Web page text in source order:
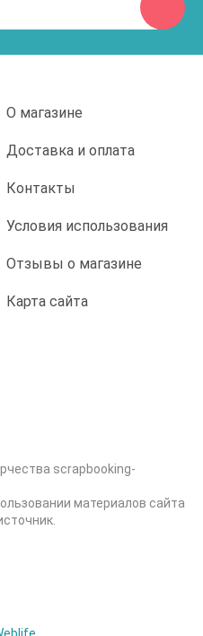
О магазине
Доставка и оплата
Контакты
Условия использования
Отзывы о магазине
Карта сайта
scrapbooking-
материалов сайта